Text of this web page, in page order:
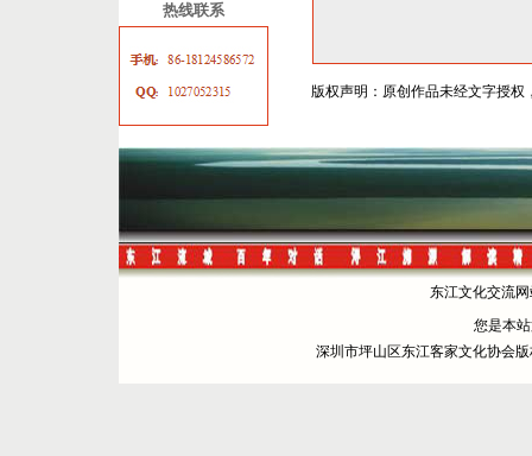
热线联系
版权声明：原创作品未经文字授权
东江文化交流
您是本
深圳市坪山区东江客家文化协